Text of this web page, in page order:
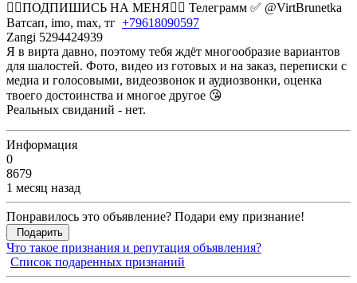
❤️‍🔥ПОДПИШИСЬ НА МЕНЯ❤️‍🔥 Телеграмм ✅ @VirtBrunetka
Ватсап, imo, max, тг +79618090597
Zangi 5294424939
Я в вирта давно, поэтому тебя ждёт многообразие вариантов
для шалостей. Фото, видео из готовых и на заказ, переписки с
медиа и голосовыми, видеозвонок и аудиозвонки, оценка
твоего достоинства и многое другое 😘
Реальных свиданий - нет.
Информация
0
8679
1 месяц назад
Понравилось это объявление? Подари ему признание!
Подарить
Что такое признания и репутация объявления?
Список подаренных признаний